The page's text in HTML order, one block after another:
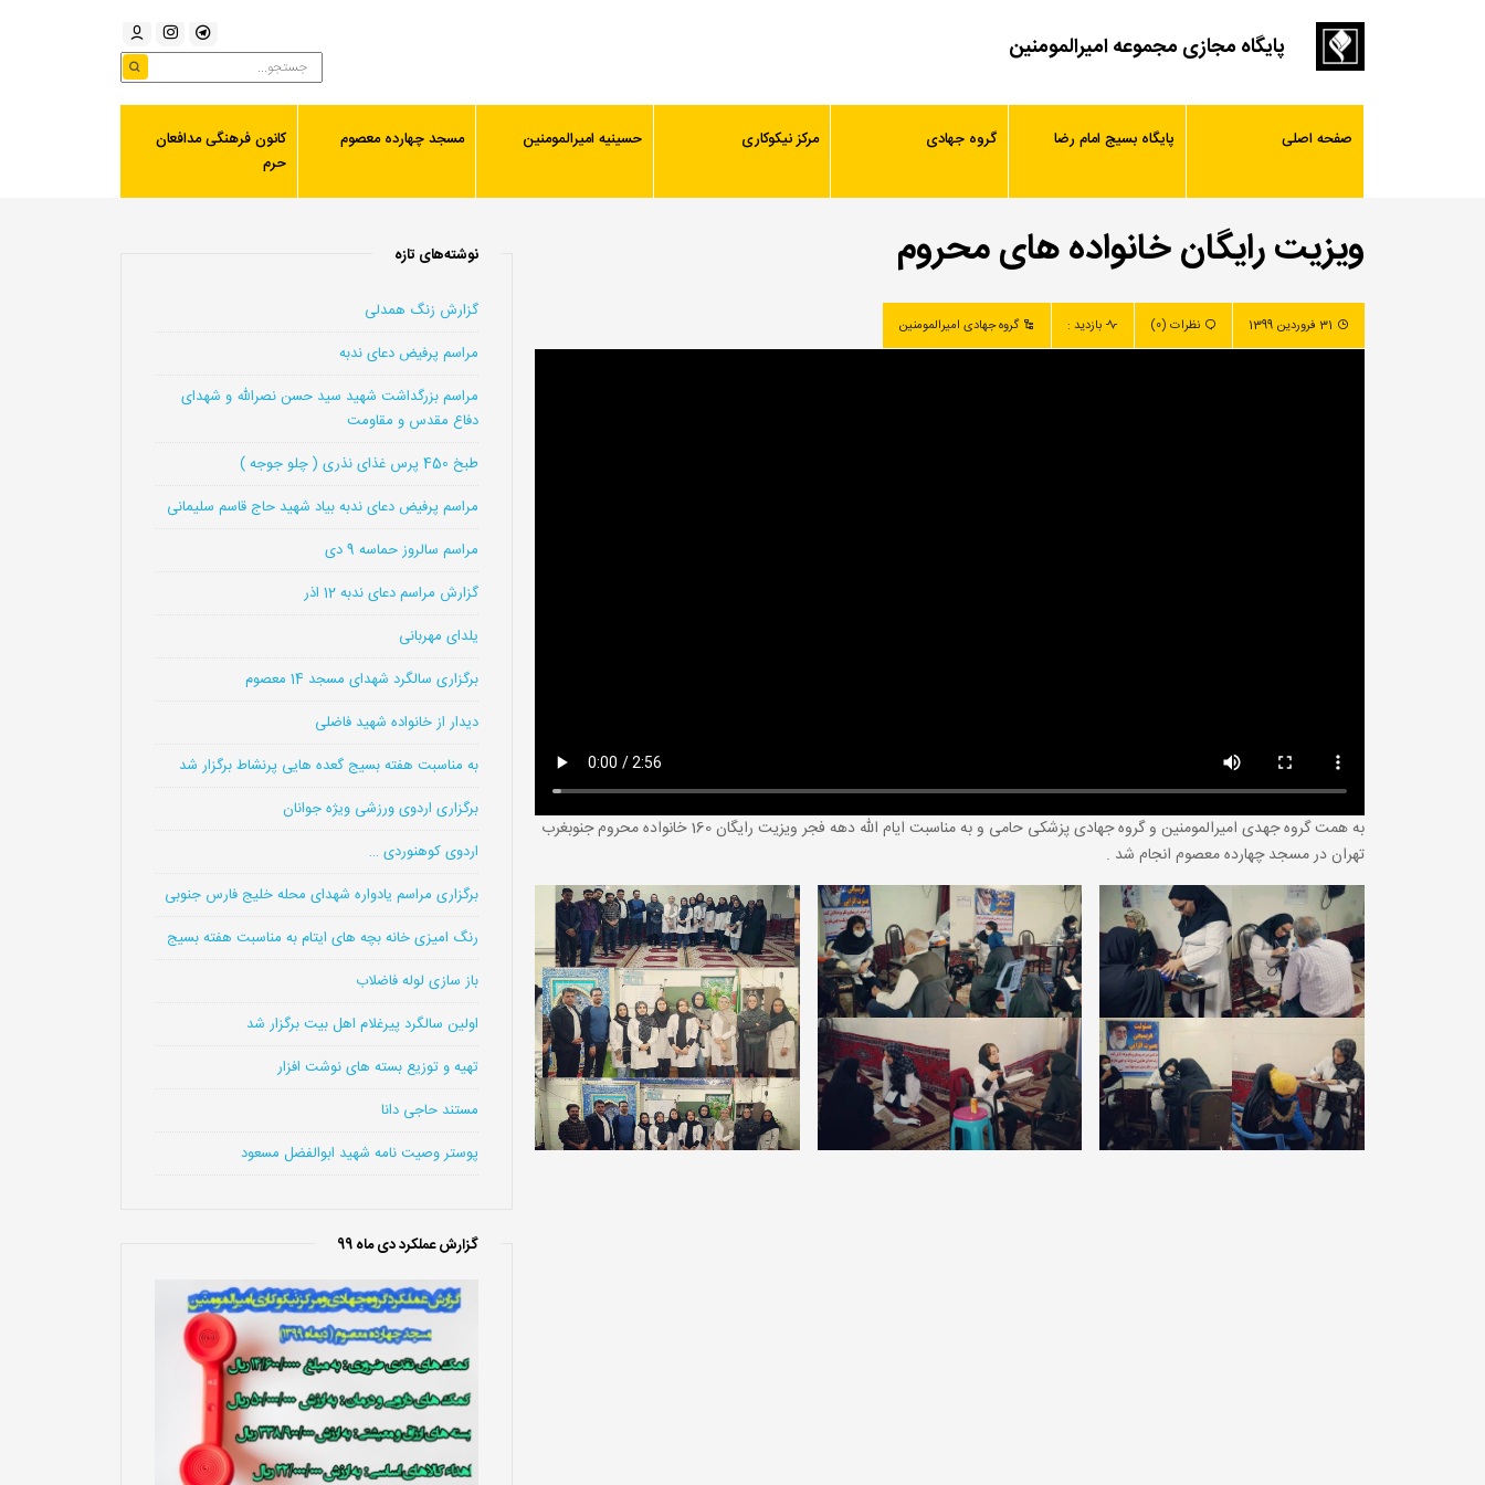
پایگاه مجازی مجموعه امیرالمومنین
صفحه اصلی پایگاه بسیج امام رضا گروه جهادی مرکز نیکوکاری حسینیه امیرالمومنین مسجد چهارده معصوم
کانون فرهنگی مدافعان
حرم
ویزیت رایگان خانواده های محروم
31 فروردین 1399 نظرات (0) بازدید : گروه جهادی امیرالمومنین
به همت گروه جهدی امیرالمومنین و گروه جهادی پزشکی حامی و به مناسبت ایام الله دهه فجر ویزیت رایگان 160 خانواده محروم جنوبغرب
تهران در مسجد چهارده معصوم انجام شد .
نوشته‌های تازه
گزارش زنگ همدلی
مراسم پرفیض دعای ندبه
مراسم بزرگداشت شهید سید حسن نصرالله و شهدای
دفاع مقدس و مقاومت
طبخ 450 پرس غذای نذری ( چلو جوجه )
مراسم پرفیض دعای ندبه بیاد شهید حاج قاسم سلیمانی
مراسم سالروز حماسه 9 دی
گزارش مراسم دعای ندبه 12 اذر
یلدای مهربانی
برگزاری سالگرد شهدای مسجد 14 معصوم
دیدار از خانواده شهید فاضلی
به مناسبت هفته بسیج گعده هایی پرنشاط برگزار شد
برگزاری اردوی ورزشی ویژه جوانان
اردوی کوهنوردی …
برگزاری مراسم یادواره شهدای محله خلیج فارس جنوبی
رنگ امیزی خانه بچه های ایتام به مناسبت هفته بسیج
باز سازی لوله فاضلاب
اولین سالگرد پیرغلام اهل بیت برگزار شد
تهیه و توزیع بسته های نوشت افزار
مستند حاجی دانا
پوستر وصیت نامه شهید ابوالفضل مسعود
گزارش عملکرد دی ماه 99